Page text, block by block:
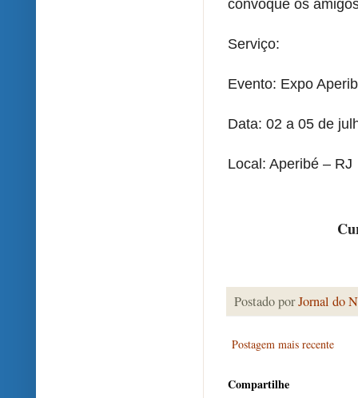
convoque os
Serviço:
Evento: Expo
Data: 02 a 05 de
Local: Aperibé – RJ
Postado porJornal do
Postagem mais recente
Compartilhe